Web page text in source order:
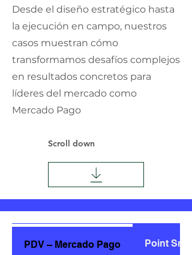
Desde el diseño estratégico hasta
la ejecución en campo, nuestros
casos muestran cómo
transformamos desafíos complejos
en resultados concretos para
líderes del mercado como
Mercado Pago
Scroll down
PDV – Mercado Pago Point